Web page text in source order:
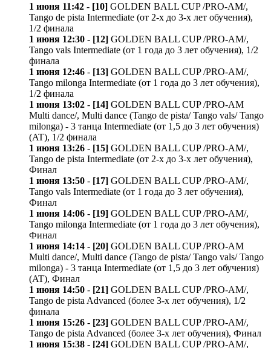
1 июня 11:42 - [10] GOLDEN BALL CUP /PRO-AM/,
Tango de pista Intermediate (от 2-х до 3-х лет обучения),
1/2 финала
1 июня 12:30 - [12] GOLDEN BALL CUP /PRO-AM/,
Tango vals Intermediate (от 1 года до 3 лет обучения), 1/2
финала
1 июня 12:46 - [13] GOLDEN BALL CUP /PRO-AM/,
Tango milonga Intermediate (от 1 года до 3 лет обучения),
1/2 финала
1 июня 13:02 - [14] GOLDEN BALL CUP /PRO-AM
Multi dance/, Multi dance (Tango de pista/ Tango vals/ Tango
milonga) - 3 танца Intermediate (от 1,5 до 3 лет обучения)
(AT), 1/2 финала
1 июня 13:26 - [15] GOLDEN BALL CUP /PRO-AM/,
Tango de pista Intermediate (от 2-х до 3-х лет обучения),
Финал
1 июня 13:50 - [17] GOLDEN BALL CUP /PRO-AM/,
Tango vals Intermediate (от 1 года до 3 лет обучения),
Финал
1 июня 14:06 - [19] GOLDEN BALL CUP /PRO-AM/,
Tango milonga Intermediate (от 1 года до 3 лет обучения),
Финал
1 июня 14:14 - [20] GOLDEN BALL CUP /PRO-AM
Multi dance/, Multi dance (Tango de pista/ Tango vals/ Tango
milonga) - 3 танца Intermediate (от 1,5 до 3 лет обучения)
(AT), Финал
1 июня 14:50 - [21] GOLDEN BALL CUP /PRO-AM/,
Tango de pista Advanced (более 3-х лет обучения), 1/2
финала
1 июня 15:26 - [23] GOLDEN BALL CUP /PRO-AM/,
Tango de pista Advanced (более 3-х лет обучения), Финал
1 июня 15:38 - [24] GOLDEN BALL CUP /PRO-AM/,